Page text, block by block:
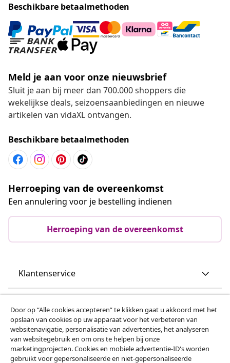
Beschikbare betaalmethoden
Meld je aan voor onze nieuwsbrief
Sluit je aan bij meer dan 700.000 shoppers die
wekelijkse deals, seizoensaanbiedingen en nieuwe
artikelen van vidaXL ontvangen.
Beschikbare betaalmethoden
Herroeping van de overeenkomst
Een annulering voor je bestelling indienen
Herroeping van de overeenkomst
Klantenservice
vidaXL
Door op “Alle cookies accepteren” te klikken gaat u akkoord met het
opslaan van cookies op uw apparaat voor het verbeteren van
websitenavigatie, personalisatie van advertenties, het analyseren
van websitegebruik en om ons te helpen bij onze
marketingprojecten. Cookies en mobiele advertentie-ID's worden
gebruikt voor gepersonaliseerde en niet-gepersonaliseerde